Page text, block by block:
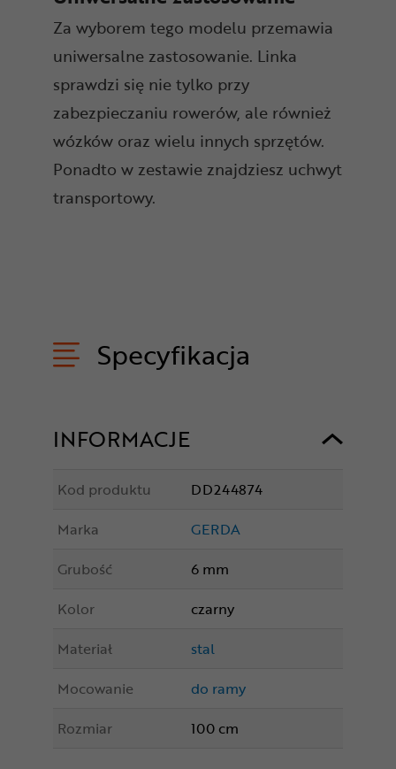
Za wyborem tego modelu przemawia
uniwersalne zastosowanie. Linka
sprawdzi się nie tylko przy
zabezpieczaniu rowerów, ale również
wózków oraz wielu innych sprzętów.
Ponadto w zestawie znajdziesz uchwyt
transportowy.
Specyfikacja
INFORMACJE
Kod produktu
DD244874
Marka
GERDA
Grubość
6 mm
Kolor
czarny
Materiał
stal
Mocowanie
do ramy
Rozmiar
100 cm